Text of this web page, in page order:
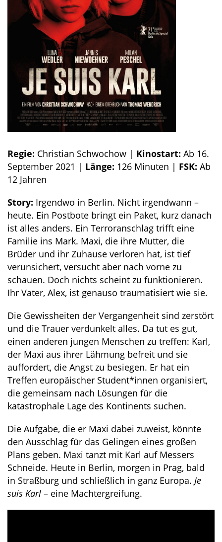
Regie: Christian Schwochow | Kinostart: Ab 16.
September 2021 | Länge: 126 Minuten | FSK: Ab
12 Jahren
Story: Irgendwo in Berlin. Nicht irgendwann –
heute. Ein Postbote bringt ein Paket, kurz danach
ist alles anders. Ein Terroranschlag trifft eine
Familie ins Mark. Maxi, die ihre Mutter, die
Brüder und ihr Zuhause verloren hat, ist tief
verunsichert, versucht aber nach vorne zu
schauen. Doch nichts scheint zu funktionieren.
Ihr Vater, Alex, ist genauso traumatisiert wie sie.
Die Gewissheiten der Vergangenheit sind zerstört
und die Trauer verdunkelt alles. Da tut es gut,
einen anderen jungen Menschen zu treffen: Karl,
der Maxi aus ihrer Lähmung befreit und sie
auffordert, die Angst zu besiegen. Er hat ein
Treffen europäischer Student*innen organisiert,
die gemeinsam nach Lösungen für die
katastrophale Lage des Kontinents suchen.
Die Aufgabe, die er Maxi dabei zuweist, könnte
den Ausschlag für das Gelingen eines großen
Plans geben. Maxi tanzt mit Karl auf Messers
Schneide. Heute in Berlin, morgen in Prag, bald
in Straßburg und schließlich in ganz Europa. Je
suis Karl – eine Machtergreifung.